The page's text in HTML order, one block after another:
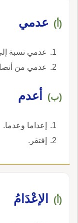
(أ) عدمي
عدمي نسبة
عدمي من
(ب) أعدم
إعداما وعدما.
إفتقر.
(أ) الإعْدَامُ